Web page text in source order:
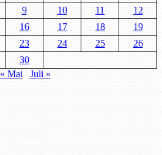
9 10 11
12
16 17 18
19
23 24 25
26
30
« Mai
Juli »